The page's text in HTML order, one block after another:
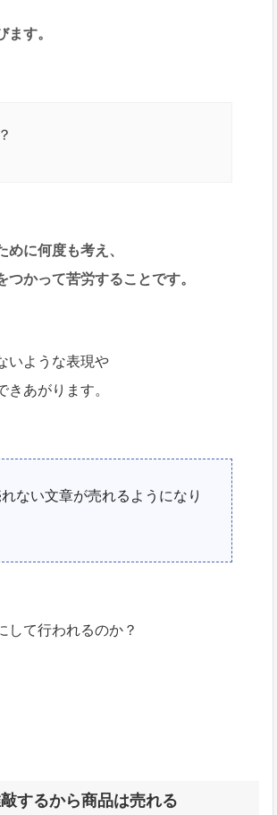
ます。
めに何度も考え、
つかって苦労することです。
いような表現や
きあがります。
ない文章が売れるようになり
して行われるのか？
するから商品は売れる